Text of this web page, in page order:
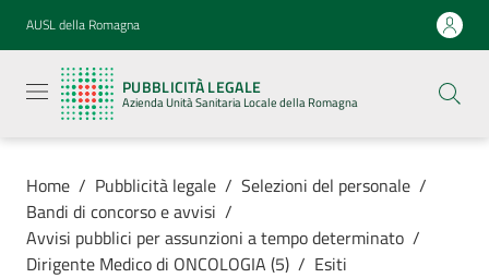
Vai al contenuto
Vai alla navigazione
Vai al footer
AUSL della Romagna
PUBBLICITÀ LEGALE
Azienda Unità Sanitaria Locale della Romagna
legale
Azienda
Unità
Locale della
Home / Pubblicità legale / Selezioni del personale /
Bandi di concorso e avvisi /
Avvisi pubblici per assunzioni a tempo determinato /
Dirigente Medico di ONCOLOGIA (5) / Esiti